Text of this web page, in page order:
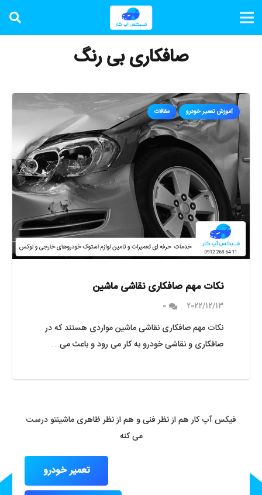
صافکاری بی رنگ
آموزش تعمیر خودرو مقالات
نکات مهم صافکاری نقاشی ماشین
2022/12/13
0
نکات مهم صافکاری نقاشی ماشین مواردی هستند که در
صافکاری و نقاشی خودرو به کار می رود و باعث می…
فیکس آپ کار هم از نظر فنی و هم از نظر ظاهری ماشینتو درست
می کنه
تعمیر خودرو